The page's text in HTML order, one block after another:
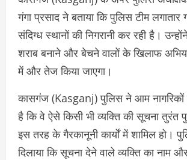
गंगा प्रसाद ने बताया कि पुलिस टीम लगातार
संदिग्ध स्थानों की निगरानी कर रही है।
शराब बनाने और बेचने वालों के खिलाफ
में और तेज किया जाएगा।
कासगंज (Kasganj) पुलिस ने आम नागरिकों
है कि वे ऐसे किसी भी व्यक्ति की सूचना तुरंत
इस तरह के गैरकानूनी कार्यों में शामिल हो।
दिलाया कि सूचना देने वाले व्यक्ति का नाम